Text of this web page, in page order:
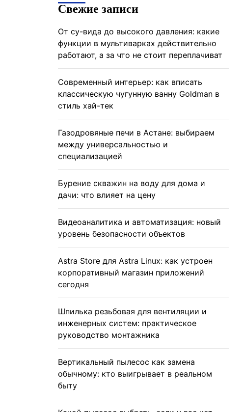
Свежие записи
От су-вида до высокого давления: какие
функции в мультиварках действительно
работают, а за что не стоит переплачиват
Современный интерьер: как вписать
классическую чугунную ванну Goldman в
стиль хай-тек
Газодровяные печи в Астане: выбираем
между универсальностью и
специализацией
Бурение скважин на воду для дома и
дачи: что влияет на цену
Видеоаналитика и автоматизация: новый
уровень безопасности объектов
Astra Store для Astra Linux: как устроен
корпоративный магазин приложений
сегодня
Шпилька резьбовая для вентиляции и
инженерных систем: практическое
руководство монтажника
Вертикальный пылесос как замена
обычному: кто выигрывает в реальном
быту